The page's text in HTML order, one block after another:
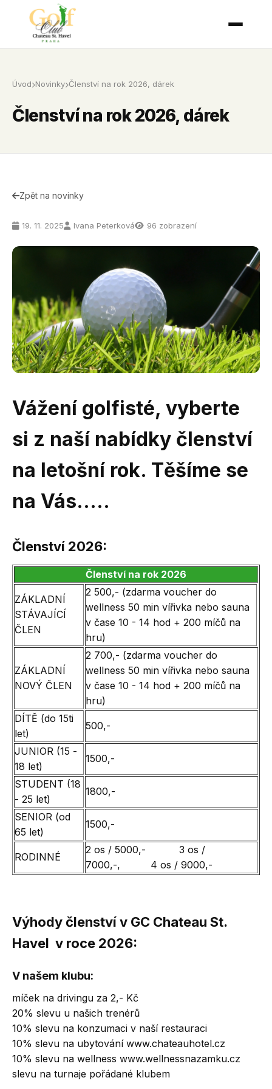
Úvod Novinky Členství na rok 2026, dárek
Členství na rok 2026, dárek
Zpět na novinky
19. 11. 2025 Ivana Peterková 96 zobrazení
Vážení golfisté, vyberte
si z naší nabídky členství
na letošní rok. Těšíme se
na Vás.....
Členství 2026:
Členství na rok 2026
ZÁKLADNÍ
STÁVAJÍCÍ
ČLEN
2 500,- (zdarma voucher do
wellness 50 min vířivka nebo sauna
v čase 10 - 14 hod + 200 míčů na
hru)
ZÁKLADNÍ
NOVÝ ČLEN
2 700,- (zdarma voucher do
wellness 50 min vířivka nebo sauna
v čase 10 - 14 hod + 200 míčů na
hru)
DÍTĚ (do 15ti
let)
500,-
JUNIOR (15 -
18 let)
1500,-
STUDENT (18
- 25 let)
1800,-
SENIOR (od
65 let)
1500,-
RODINNÉ
2 os / 5000,- 3 os /
7000,-, 4 os / 9000,-
Výhody členství v GC Chateau St.
Havel v roce 2026:
V našem klubu:
míček na drivingu za 2,- Kč
20% slevu u našich trenérů
10% slevu na konzumaci v naší restauraci
10% slevu na ubytování www.chateauhotel.cz
10% slevu na wellness www.wellnessnazamku.cz
slevu na turnaje pořádané klubem